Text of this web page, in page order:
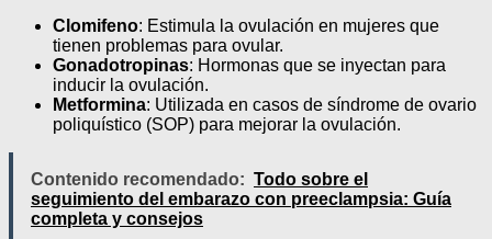
Clomifeno: Estimula la ovulación en mujeres que
tienen problemas para ovular.
Gonadotropinas: Hormonas que se inyectan para
inducir la ovulación.
Metformina: Utilizada en casos de síndrome de ovario
poliquístico (SOP) para mejorar la ovulación.
Contenido recomendado: Todo sobre el
seguimiento del embarazo con preeclampsia: Guía
completa y consejos